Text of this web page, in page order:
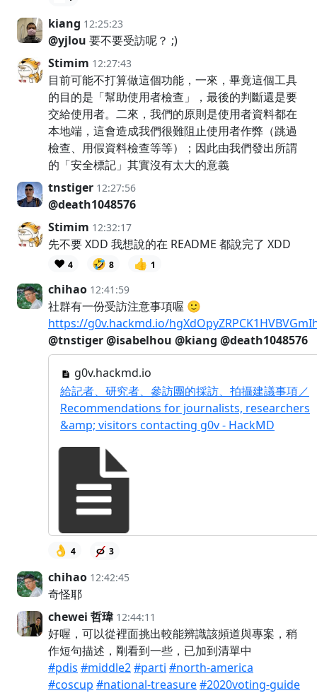
kiang 12:25:23
@yjlou 要不要受訪呢？ ;)
Stimim 12:27:43
目前可能不打算做這個功能，一來，畢竟這個工具
的目的是「幫助使用者檢查」，最後的判斷還是要
交給使用者。二來，我們的原則是使用者資料都在
本地端，這會造成我們很難阻止使用者作弊（跳過
檢查、用假資料檢查等等）；因此由我們發出所謂
的「安全標記」其實沒有太大的意義
tnstiger 12:27:56
@death1048576
Stimim 12:32:17
先不要 XDD 我想說的在 README 都說完了 XDD
❤️ 4 🤣 8 👍 1
chihao 12:41:59
社群有一份受訪注意事項喔 🙂
https://g0v.hackmd.io/
@tnstiger@isabelhou @kiang @death1048576
g0v.hackmd.io
給記者、研究者、參訪團的採訪、拍攝建議事項／
Recommendations for journalists, researchers
&amp; visitors contacting g0v - HackMD
👌 4 3
chihao 12:42:45
奇怪耶
chewei 哲瑋 12:44:11
好喔，可以從裡面挑出較能辨識該頻道與專案，稍
作短句描述，剛看到一些，已加到清單中
#pdis #middle2#parti #north-america
#coscup #national-treasure#2020voting-guide